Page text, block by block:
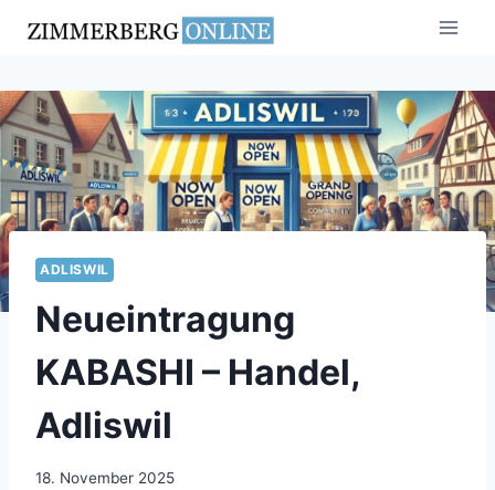
Inhalt
ADLISWIL
Neueintragung
KABASHI – Handel,
Adliswil
18. November 2025